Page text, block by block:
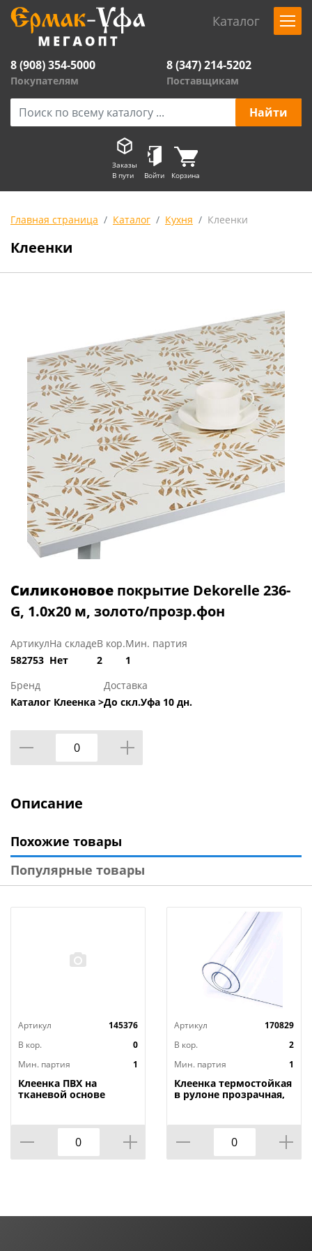
Каталог
8 (908) 354-5000
Покупателям
8 (347) 214-5202
Поставщикам
Заказы
В пути
Войти Корзина
Главная страница Каталог Кухня Клеенки
Клеенки
Силиконовое покрытие Dekorelle 236-
G, 1.0x20 м, золото/прозр.фон
Артикул
582753
На складе
Нет
В кор.
2
Мин. партия
1
Бренд
Каталог Клеенка >
Доставка
До скл.Уфа 10 дн.
Описание
Похожие товары
Популярные товары
Артикул
145376
В кор.
0
Мин. партия
1
Клеенка ПВХ на
тканевой основе
потертости, грязные
края
Артикул
170829
В кор.
2
Мин. партия
1
Клеенка термостойкая
в рулоне прозрачная,
HOZBAT